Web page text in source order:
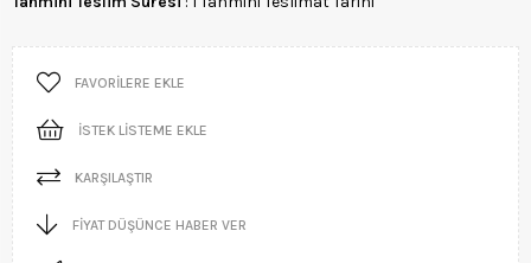
FAVORILERE EKLE
İSTEK LISTEME EKLE
KARŞILAŞTIR
FIYAT DÜŞÜNCE HABER VER